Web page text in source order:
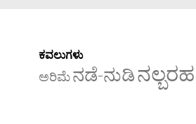
ಕವಲುಗಳು
ಅರಿಮೆನಡೆ-ನುಡಿನಲ್ಬರಹ